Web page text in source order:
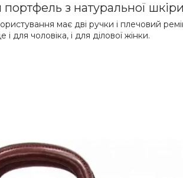
з натуральної шкіри
має дві ручки і плечовий
для чоловіка, і для ділової жінки.